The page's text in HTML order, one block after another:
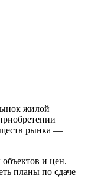
жилой
рынка —
и цен.
планы по сдаче